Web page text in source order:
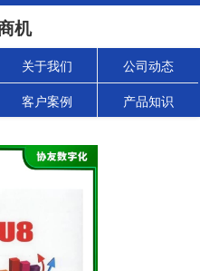
机
关于我们 公司动态
客户案例 产品知识